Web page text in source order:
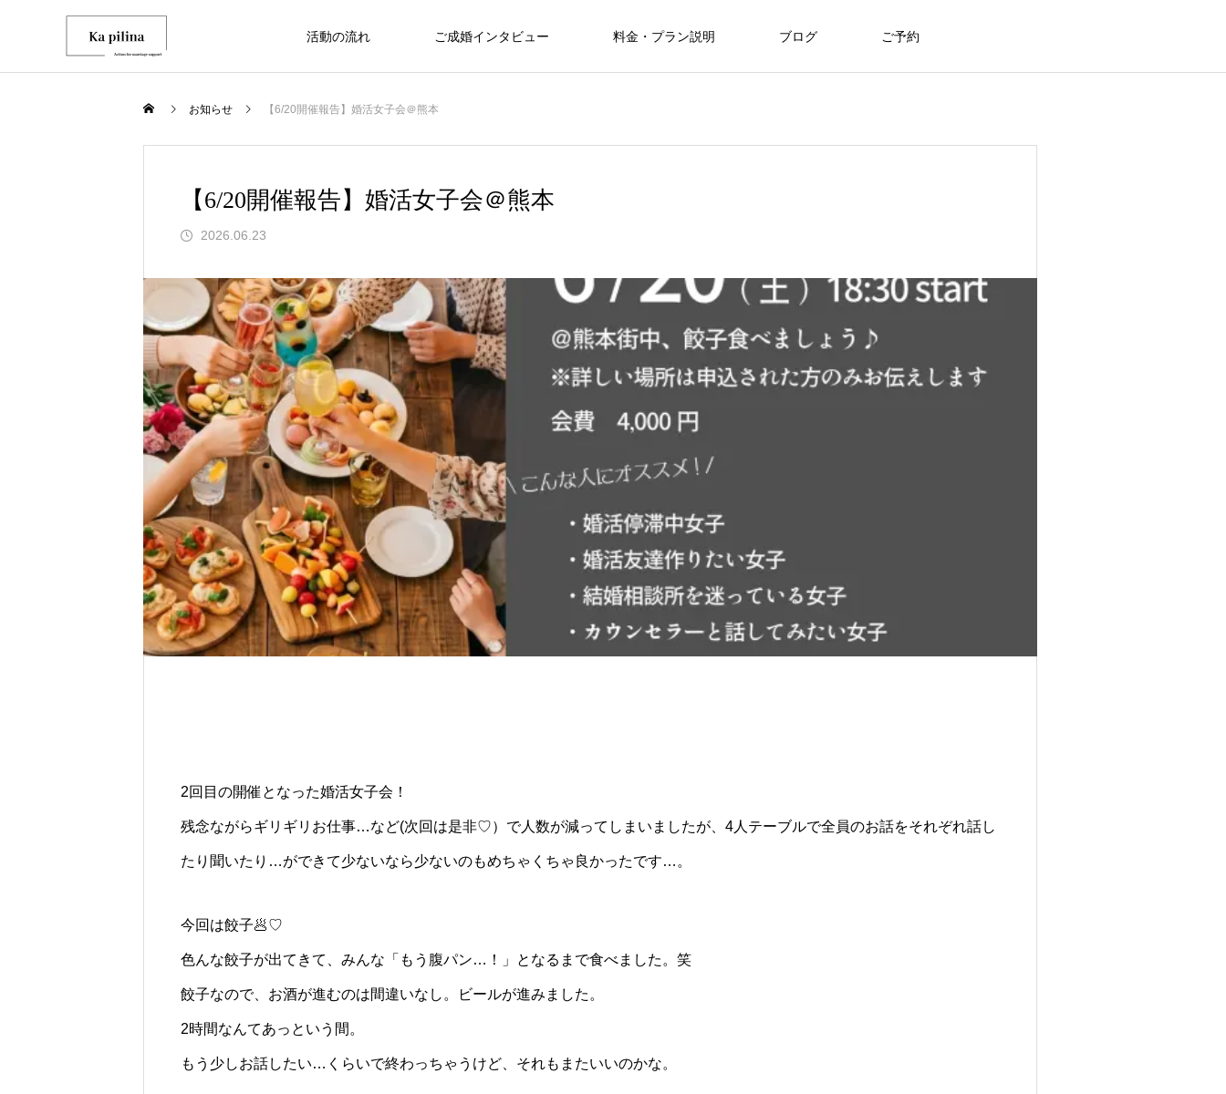
活動の流れ ご成婚インタビュー 料金・プラン説明 ブログ ご予約
【カピリナ初！】結婚相談所に入った
のに…結ばれたのは「紹介」の彼！
2026.05.08
「カウンセラーはお姉さんみたい！」
遠距離交際を安心して進められた、温
2026.01.22
掴んだ大好きな人との成婚
出会いからご成婚まで、 あなたの婚活
を丸ごとプロデュース
月々定額で、かしこく婚活スタート！
あなたのペースで進める新しいカタチ
カピリナには会員様の声から生まれた
「秋から婚活は遅い」は誤解です｜9
月に動いた人が来年の春に結婚できる
理由2026.08.08
地震で先が見えないとき、婚活はどう
すればいい？熊本の結婚相談所からお
2026.07.31
本の結婚相談所が教える再婚活の始め
お知らせ 【6/20開催報告】婚活女子会＠熊本
【6/20開催報告】婚活女子会＠熊本
2026.06.23
2回目の開催となった婚活女子会！
残念ながらギリギリお仕事…など(次回は是非♡）で人数が減ってしまいましたが、4人テーブルで全員のお話をそれぞれ話し
たり聞いたり…ができて少ないなら少ないのもめちゃくちゃ良かったです…。
今回は餃子🥟♡
色んな餃子が出てきて、みんな「もう腹パン…！」となるまで食べました。笑
餃子なので、お酒が進むのは間違いなし。ビールが進みました。
2時間なんてあっという間。
もう少しお話したい…くらいで終わっちゃうけど、それもまたいいのかな。